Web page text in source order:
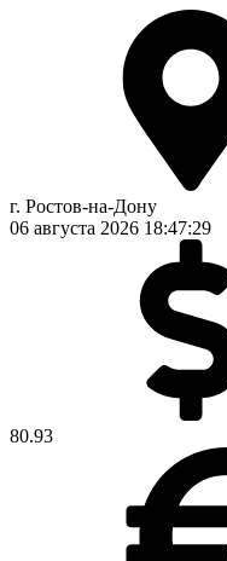
г. Ростов-на-Дону
06 августа 2026 18:47:29
80.93